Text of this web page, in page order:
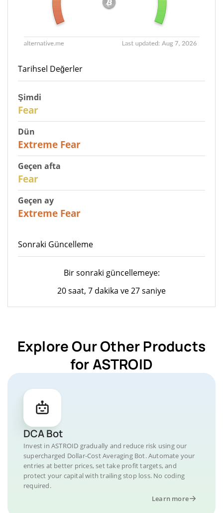
Tarihsel Değerler
Şimdi
Fear
Dün
Extreme Fear
Geçen afta
Fear
Geçen ay
Extreme Fear
Sonraki Güncelleme
Bir sonraki güncellemeye:
20 saat, 7 dakika ve 27 saniye
Explore Our Other Products
for ASTROID
DCA Bot
Invest in ASTROID gradually and reduce risk using our
supercharged Dollar-Cost Averaging Bot. Automate your
entries at better prices, set take profit targets, and
protect your capital with trailing stop loss. No coding
required.
Learn more